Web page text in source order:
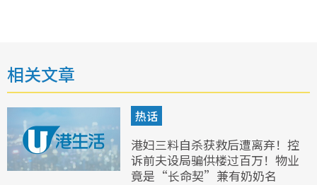
相关文章
热话
港妇三料自杀获救后遭离弃！控
诉前夫设局骗供楼过百万！物业
竟是“长命契”兼有奶奶名